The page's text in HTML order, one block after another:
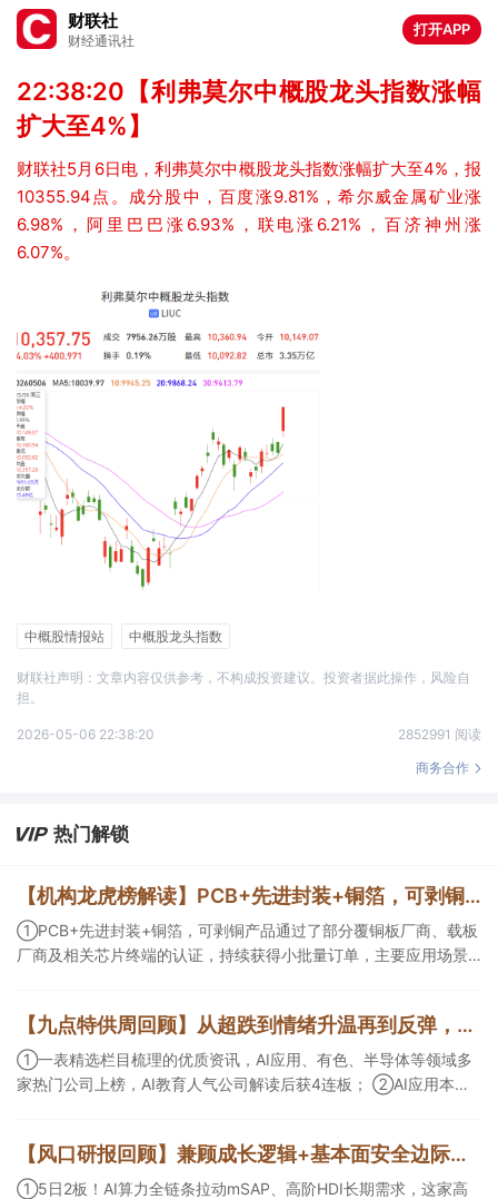
财联社
财经通讯社
打开APP
22:38:20【利弗莫尔中概股龙头指数涨幅
扩大至4%】
财联社5月6日电，利弗莫尔中概股龙头指数涨幅扩大至4%，报
10355.94点。成分股中，百度涨9.81%，希尔威金属矿业涨
6.98%，阿里巴巴涨6.93%，联电涨6.21%，百济神州涨
6.07%。
中概股情报站 中概股龙头指数
财联社声明：文章内容仅供参考，不构成投资建议。投资者据此操作，风险自
担。
2026-05-06 22:38:20
2852991 阅读
商务合作
热门解锁
【机构龙虎榜解读】PCB+先进封装+铜箔，可剥铜产品通过了部分覆铜板厂商、载板厂商及相关芯片终端的认证，持续获得小批量订单，主要应用场景包括芯片封装光模块用PCB，机构大额净买入这家公司
①PCB+先进封装+铜箔，可剥铜产品通过了部分覆铜板厂商、载板
厂商及相关芯片终端的认证，持续获得小批量订单，主要应用场景
等方面具有丰富经验，具备承接细胞与基因治疗产品商业化受托生
产的合规资质，这家公司获净买入。
【九点特供周回顾】从超跌到情绪升温再到反弹，栏目梳理AI应用题材逻辑，AI教育人气公司解读后获4连板
①一表精选栏目梳理的优质资讯，AI应用、有色、半导体等领域多
家热门公司上榜，AI教育人气公司解读后获4连板； ②AI应用本周
角前瞻产业供需情况，提及2家核心公司双双涨停。
【风口研报回顾】兼顾成长逻辑+基本面安全边际！王牌自营前瞻覆盖“pcb+MLCC+电子布”，梳理AI产业链优质标的“深坑起跳”
①5日2板！AI算力全链条拉动mSAP、高阶HDI长期需求，这家高